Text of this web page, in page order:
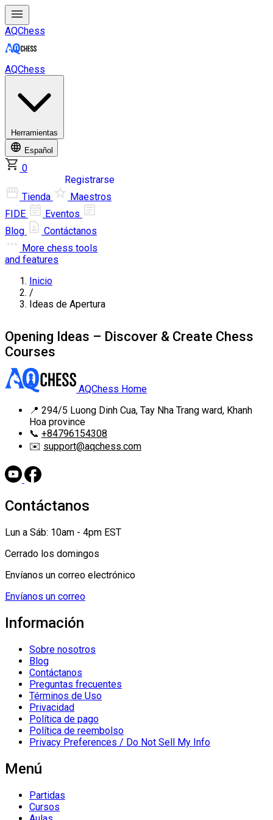
AQChess
AQChess
Herramientas
Español
0
Registrarse
Tienda
Maestros
FIDE
Eventos
Blog
Contáctanos
More chess tools
and features
Inicio
/
Ideas de Apertura
Opening Ideas – Discover & Create Chess
Courses
AQChess Home
📍 294/5 Luong Dinh Cua, Tay Nha Trang ward, Khanh
Hoa province
📞 +84796154308
✉️ support@aqchess.com
Contáctanos
Lun a Sáb: 10am - 4pm EST
Cerrado los domingos
Envíanos un correo electrónico
Envíanos un correo
Información
Sobre nosotros
Blog
Contáctanos
Preguntas frecuentes
Términos de Uso
Privacidad
Política de pago
Política de reembolso
Privacy Preferences / Do Not Sell My Info
Menú
Partidas
Cursos